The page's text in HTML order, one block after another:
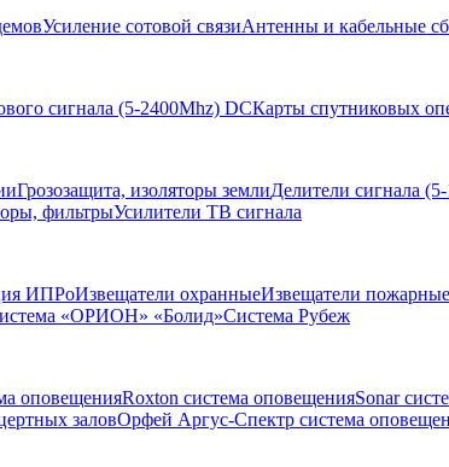
Усиление сотовой связиАнтенны и кабельные
сигнала (5-2400Mhz) DCКарты спутниковых
Грозозащита, изоляторы землиДелители сигнала
фильтрыУсилители ТВ сигнала
ИПРоИзвещатели охранныеИзвещатели пожарные
«ОРИОН» «Болид»Система Рубеж
оповещенияRoxton система оповещенияSonar
заловОрфей Аргус-Спектр система